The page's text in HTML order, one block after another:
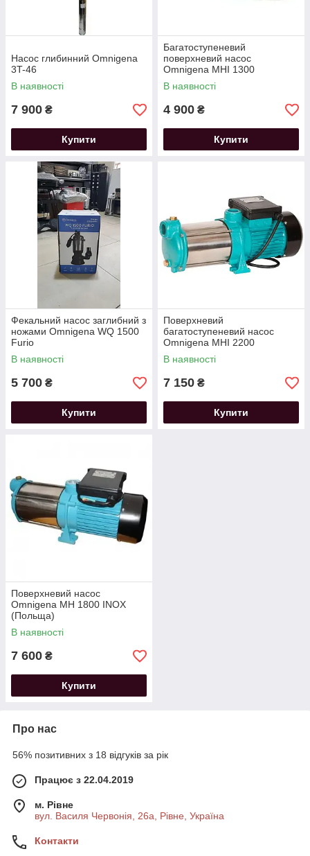
Насос глибинний Omnigena
3T-46
В наявності
7 900 ₴
Купити
Багатоступеневий
поверхневий насос
Omnigena MHI 1300
(Польща)
В наявності
4 900 ₴
Купити
Фекальний насос заглибний з
ножами Omnigena WQ 1500
Furio
В наявності
5 700 ₴
Купити
Поверхневий
багатоступеневий насос
Omnigena MHI 2200
В наявності
7 150 ₴
Купити
Поверхневий насос
Omnigena MH 1800 INOX
(Польща)
В наявності
7 600 ₴
Купити
Про нас
56% позитивних з 18 відгуків за рік
Працює з 22.04.2019
м. Рівне
вул. Василя Червонія, 26а, Рівне, Україна
Контакти